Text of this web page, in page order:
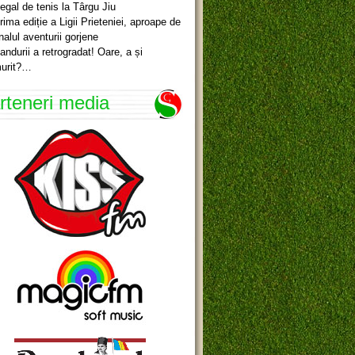
de tenis la Târgu Jiu
ediție a Ligii Prieteniei, aproape de
aventurii gorjene
a retrogradat! Oare, a și
media